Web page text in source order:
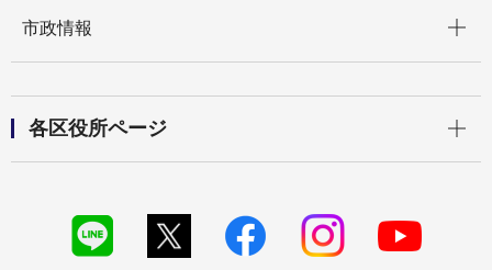
市政情報
各区役所ページ